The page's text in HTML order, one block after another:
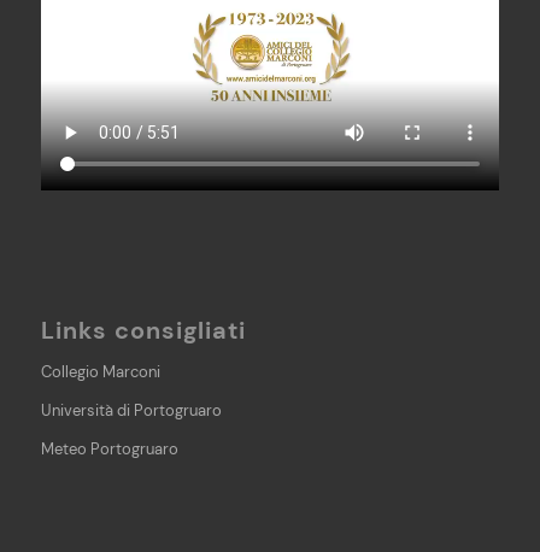
Links consigliati
Collegio Marconi
Università di Portogruaro
Meteo Portogruaro